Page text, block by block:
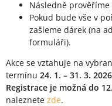
Následně
Pokud bude vše v
zašleme dárek (na
formuláři).
Akce se vztahuje na
termínu 24. 1. – 31. 3. 2026
Registrace je možná do
naleznete zde.